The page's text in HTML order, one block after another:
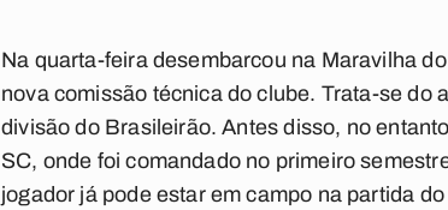
Na quarta-feira desembarcou na Maravilha
nova comissão técnica do clube. Trata-se do
divisão do Brasileirão. Antes disso, no
SC, onde foi comandado no primeiro
jogador já pode estar em campo na partida